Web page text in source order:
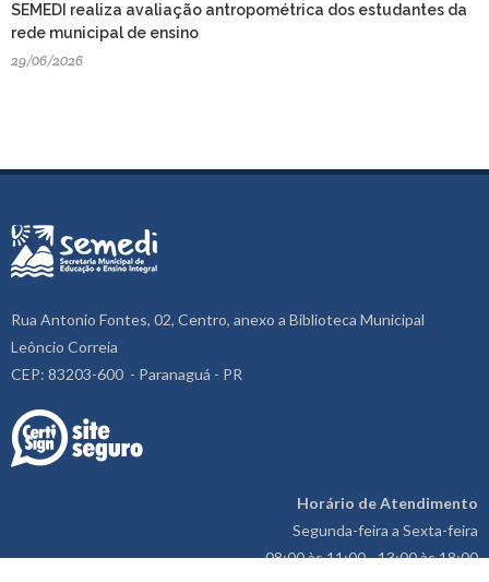
SEMEDI realiza avaliação antropométrica dos estudantes da
rede municipal de ensino
29/06/2026
Rua Antonio Fontes, 02, Centro, anexo a Biblioteca Municipal
Leôncio Correia
CEP: 83203-600 - Paranaguá - PR
Horário de Atendimento
Segunda-feira a Sexta-feira
08:00 às 11:00 - 13:00 às 18:00